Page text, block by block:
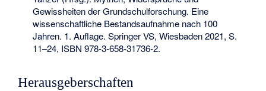
Gewissheiten der Grundschulforschung. Eine
wissenschaftliche Bestandsaufnahme nach 100
Jahren. 1. Auflage. Springer VS, Wiesbaden 2021, S.
11–24, ISBN 978-3-658-31736-2.
Herausgeberschaften